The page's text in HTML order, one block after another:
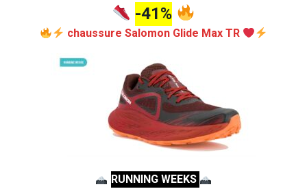
-41%
chaussure Salomon Glide Max TR
RUNNING WEEKS